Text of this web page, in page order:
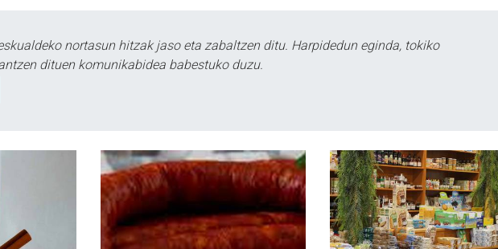
nortasun hitzak jaso eta zabaltzen ditu. Harpidedun eginda, tokiko
dituen komunikabidea babestuko duzu.